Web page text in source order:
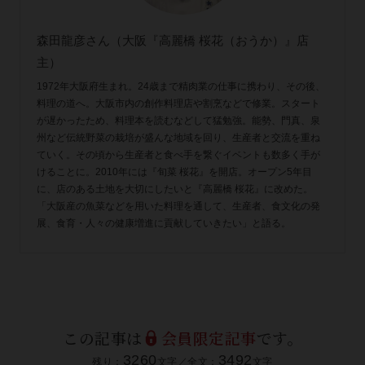
森田龍彦さん（大阪『高麗橋 桜花（おうか）』店
主）
1972年大阪府生まれ。24歳まで精肉業の仕事に携わり、その後、
料理の道へ。大阪市内の創作料理店や割烹などで修業。スタート
が遅かったため、料理本を読むなどして猛勉強。能勢、門真、泉
州など伝統野菜の栽培が盛んな地域を回り、生産者と交流を重ね
ていく。その頃から生産者と食べ手を繋ぐイベントも数多く手が
けることに。2010年には『旬菜 桜花』を開店。オープン5年目
に、店のある土地を大切にしたいと『高麗橋 桜花』に改めた。
「大阪産の魚菜などを用いた料理を通して、生産者、食文化の発
展、食育・人々の健康増進に貢献していきたい」と語る。
この記事は 会員限定記事です。
残り： 3260 文字／全文： 3492 文字